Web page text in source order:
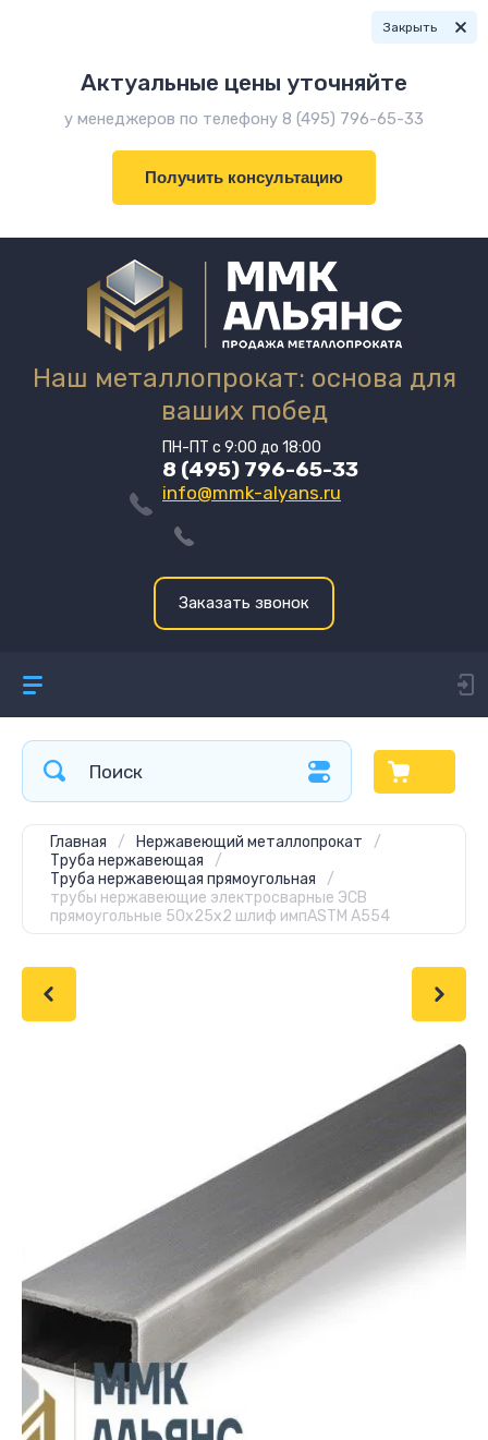
Актуальные цены уточняйте
у менеджеров по телефону 8 (495) 796-65-33
Получить консультацию
Закрыть
Наш металлопрокат: основа для
ваших побед
ПН-ПТ с 9:00 до 18:00
8 (495) 796-65-33
info@mmk-alyans.ru
Заказать звонок
Главная / Нержавеющий металлопрокат
/
Труба нержавеющая
/
Труба нержавеющая прямоугольная
/
трубы нержавеющие электросварные ЭСВ
прямоугольные 50x25x2 шлиф импASTM A554